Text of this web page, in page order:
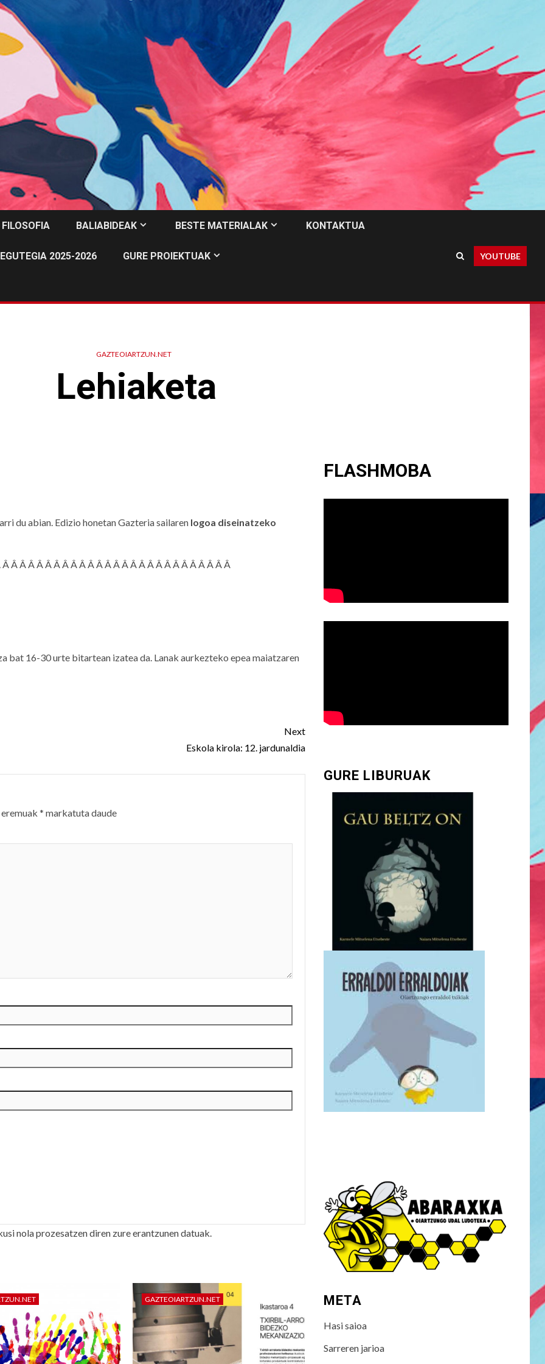
FILOSOFIA BALIABIDEAK BESTE MATERIALAK KONTAKTUA
EGUTEGIA 2025-2026 GURE PROIEKTUAK YOUTUBE
GAZTEOIARTZUN.NET
Lehiaketa
du abian. Edizio honetan Gazteria sailaren logoa diseinatzeko
Â Â Â Â Â Â Â Â Â Â Â Â Â Â Â Â Â Â Â Â Â Â Â Â Â Â
bat 16-30 urte bitartean izatea da. Lanak aurkezteko epea maiatzaren
Next
Eskola kirola: 12. jardunaldia
* markatuta daude
nola prozesatzen diren zure erantzunen datuak.
GAZTEOIARTZUN.NET
FLASHMOBA
GURE LIBURUAK
META
Hasi saioa
Sarreren jarioa